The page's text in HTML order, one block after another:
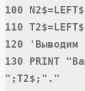
100
110
120 'Выводим
130 PRINT
";T2$;"."